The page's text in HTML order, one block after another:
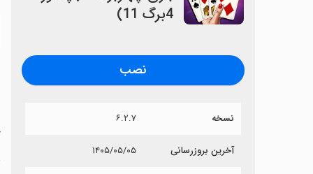
4برگ 11)
نصب
نسخه ۶.۲.۷
آخرین بروزرسانی ۱۴۰۵/۰۵/۰۵